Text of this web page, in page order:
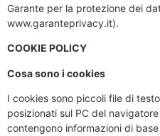
Garante per la protezione dei
www.garanteprivacy.it).
COOKIE POLICY
Cosa sono i cookies
I cookies sono piccoli file di
posizionati sul PC del
contengono informazioni di